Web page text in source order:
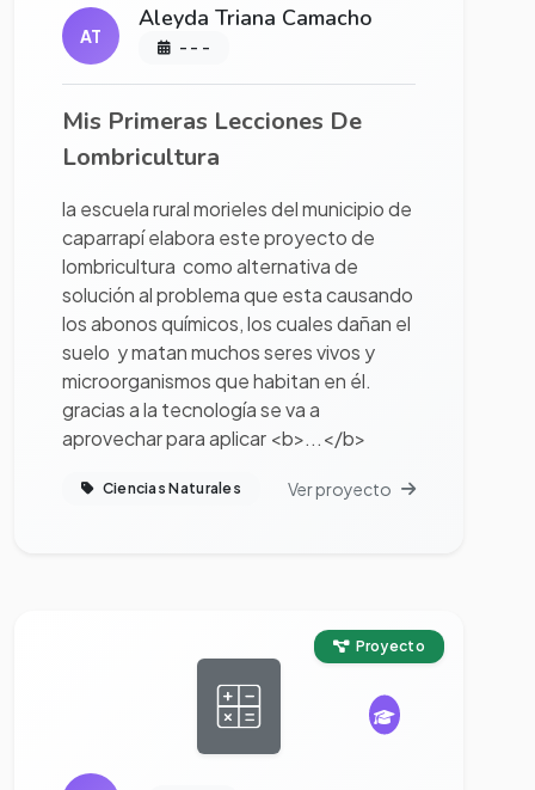
AT
Aleyda Triana Camacho
- - -
Mis Primeras Lecciones De
Lombricultura
la escuela rural morieles del municipio de
caparrapí elabora este proyecto de
lombricultura como alternativa de
solución al problema que esta causando
los abonos químicos, los cuales dañan el
suelo y matan muchos seres vivos y
microorganismos que habitan en él.
gracias a la tecnología se va a
aprovechar para aplicar <b>...</b>
Ciencias Naturales Ver proyecto
Proyecto